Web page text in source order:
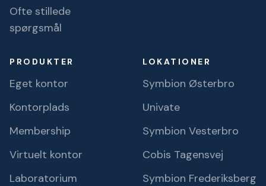
Ofte stillede
spørgsmål
PRODUKTER
Eget kontor
Kontorplads
Membership
Virtuelt kontor
Laboratorium
LOKATIONER
Symbion Østerbro
Univate
Symbion Vesterbro
Cobis Tagensvej
Symbion Frederiksberg